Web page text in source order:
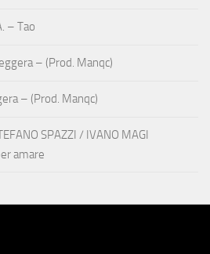
– Tao
– (Prod. Manqc)
– (Prod. Manqc)
SPAZZI / IVANO MAGI
amare